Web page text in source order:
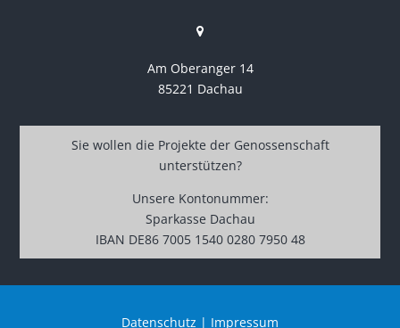
Am Oberanger 14
85221 Dachau
Sie wollen die Projekte der Genossenschaft
unterstützen?
Unsere Kontonummer:
Sparkasse Dachau
IBAN DE86 7005 1540 0280 7950 48
Datenschutz | Impressum